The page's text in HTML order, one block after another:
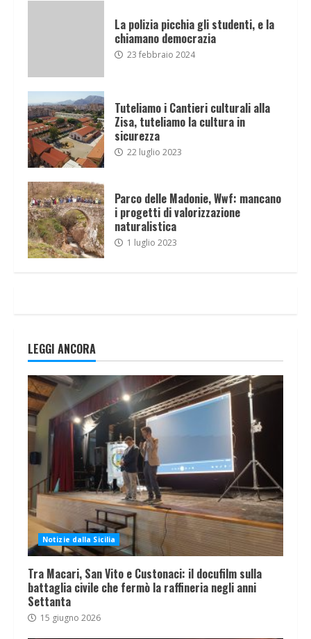
La polizia picchia gli studenti, e la
chiamano democrazia
23 febbraio 2024
Tuteliamo i Cantieri culturali alla
Zisa, tuteliamo la cultura in
sicurezza
22 luglio 2023
Parco delle Madonie, Wwf: mancano
i progetti di valorizzazione
naturalistica
1 luglio 2023
LEGGI ANCORA
Notizie dalla Sicilia
Tra Macari, San Vito e Custonaci: il docufilm sulla
battaglia civile che fermò la raffineria negli anni
Settanta
15 giugno 2026